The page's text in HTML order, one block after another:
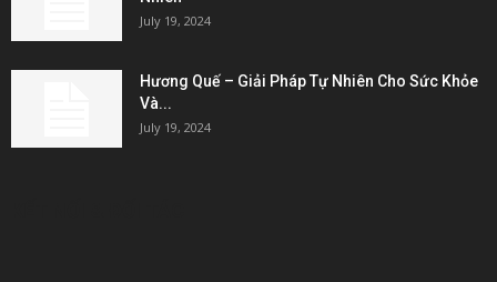
July 19, 2024
Hương Quế – Giải Pháp Tự Nhiên Cho Sức Khỏe
Và...
July 19, 2024